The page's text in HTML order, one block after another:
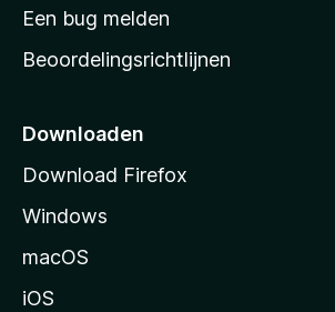
t
r
p
g
i
Een bug melden
Beoordelingsrichtlijnen
Downloaden
Download Firefox
Windows
macOS
iOS